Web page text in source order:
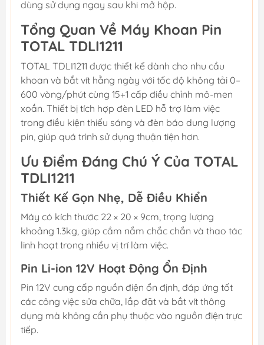
dùng sử dụng ngay sau khi mở hộp.
Tổng Quan Về Máy Khoan Pin
TOTAL TDLI1211
TOTAL TDLI1211 được thiết kế dành cho nhu cầu
khoan và bắt vít hằng ngày với tốc độ không tải 0–
600 vòng/phút cùng 15+1 cấp điều chỉnh mô-men
xoắn. Thiết bị tích hợp đèn LED hỗ trợ làm việc
trong điều kiện thiếu sáng và đèn báo dung lượng
pin, giúp quá trình sử dụng thuận tiện hơn.
Ưu Điểm Đáng Chú Ý Của TOTAL
TDLI1211
Thiết Kế Gọn Nhẹ, Dễ Điều Khiển
Máy có kích thước 22 × 20 × 9cm, trọng lượng
khoảng 1.3kg, giúp cầm nắm chắc chắn và thao tác
linh hoạt trong nhiều vị trí làm việc.
Pin Li-ion 12V Hoạt Động Ổn Định
Pin 12V cung cấp nguồn điện ổn định, đáp ứng tốt
các công việc sửa chữa, lắp đặt và bắt vít thông
dụng mà không cần phụ thuộc vào nguồn điện trực
tiếp.